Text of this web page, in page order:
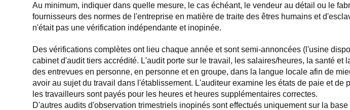
Au minimum, indiquer dans quelle mesure, le cas échéant, le vendeur au détail ou le
fournisseurs des normes de l'entreprise en matière de traite des êtres humains et
n'était pas une vérification indépendante et inopinée.
Des vérifications complètes ont lieu chaque année et sont semi-annoncées (l'usine
cabinet d'audit tiers accrédité. L'audit porte sur le travail, les salaires/heures, la santé
des entrevues en personne, en personne et en groupe, dans la langue locale afin de
avoir au sujet du travail dans l'établissement. L'auditeur examine les états de paie et
les travailleurs sont payés pour les heures et heures supplémentaires correctes.
D'autres audits d'observation trimestriels inopinés sont effectués uniquement sur la